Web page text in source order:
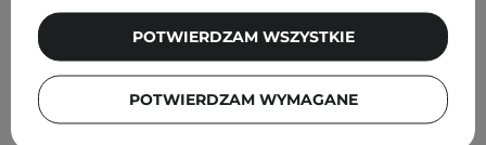
Aromatica - Rosemary Scalp Scaling Shampoo -
POTWIERDZAM WYMAGANE
POTWIERDZAM WSZYSTKIE